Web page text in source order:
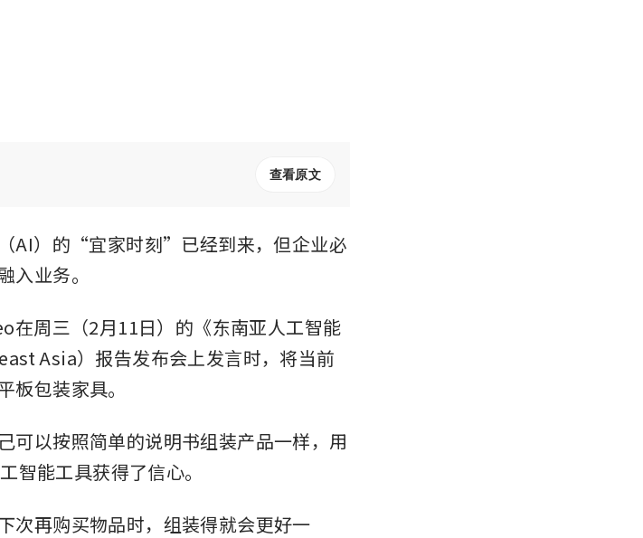
查看原文
AI）的“宜家时刻”已经到来，但企业必
入业务。
周三（2月11日）的《东南亚人工智能
Asia）报告发布会上发言时，将当前
包装家具。
可以按照简单的说明书组装产品一样，用
智能工具获得了信心。
次再购买物品时，组装得就会更好一